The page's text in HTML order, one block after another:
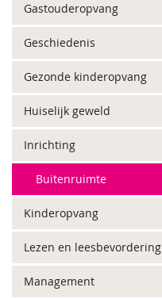
Gastouderopvang
Geschiedenis
Gezonde kinderopvang
Huiselijk geweld
Inrichting
Buitenruimte
Kinderopvang
Lezen en leesbevordering
Management